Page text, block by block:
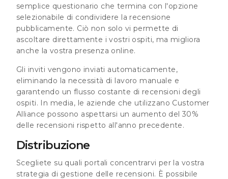
semplice questionario che termina con l'opzione
selezionabile di condividere la recensione
pubblicamente. Ciò non solo vi permette di
ascoltare direttamente i vostri ospiti, ma migliora
anche la vostra presenza online.
Gli inviti vengono inviati automaticamente,
eliminando la necessità di lavoro manuale e
garantendo un flusso costante di recensioni degli
ospiti. In media, le aziende che utilizzano Customer
Alliance possono aspettarsi un aumento del 30%
delle recensioni rispetto all'anno precedente.
Distribuzione
Scegliete su quali portali concentrarvi per la vostra
strategia di gestione delle recensioni. È possibile